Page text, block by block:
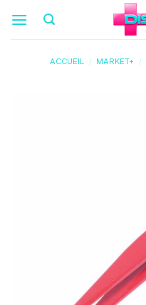
ACCUEIL / MARKET+ /